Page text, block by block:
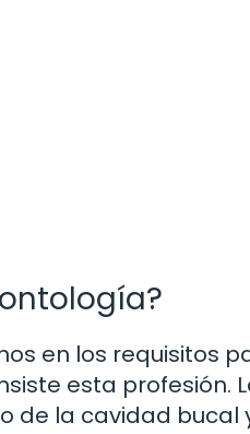
en los requisitos
esta profesión.
de la cavidad